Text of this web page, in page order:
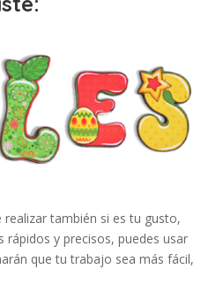
también si es tu gusto,
rápidos y precisos, puedes usar
que tu trabajo sea más fácil,